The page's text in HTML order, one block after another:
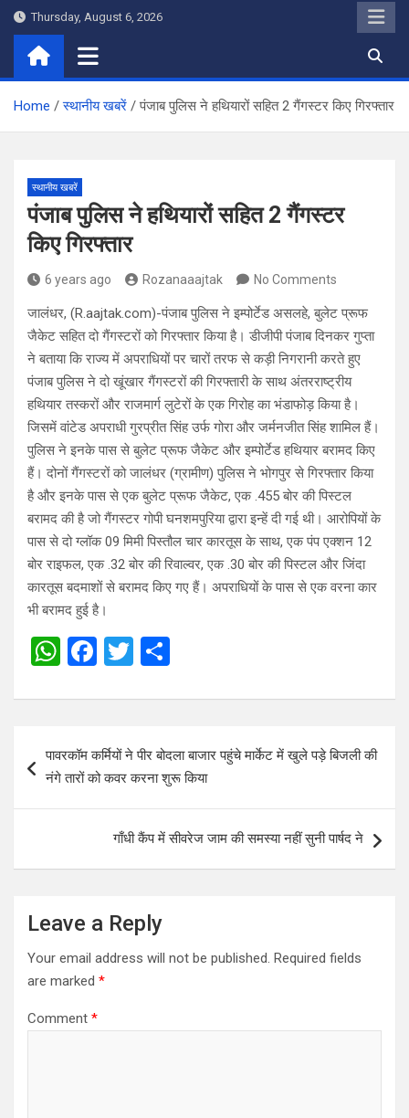
Skip
content
Thursday, August 6, 2026
Home स्थानीय खबरें पंजाब पुलिस ने हथियारों सहित 2 गैंगस्टर किए गिरफ्तार
स्थानीय खबरें
पंजाब पुलिस ने हथियारों सहित 2 गैंगस्टर
किए गिरफ्तार
6 years ago Rozanaaajtak No Comments
जालंधर, (R.aajtak.com)-पंजाब पुलिस ने इम्पोर्टेड असलहे, बुलेट प्रूफ
जैकेट सहित दो गैंगस्टरों को गिरफ्तार किया है। डीजीपी पंजाब दिनकर गुप्ता
ने बताया कि राज्य में अपराधियों पर चारों तरफ से कड़ी निगरानी करते हुए
पंजाब पुलिस ने दो खूंखार गैंगस्टरों की गिरफ्तारी के साथ अंतरराष्ट्रीय
हथियार तस्करों और राजमार्ग लुटेरों के एक गिरोह का भंडाफोड़ किया है।
जिसमें वांटेड अपराधी गुरप्रीत सिंह उर्फ गोरा और जर्मनजीत सिंह शामिल हैं।
पुलिस ने इनके पास से बुलेट प्रूफ जैकेट और इम्पोर्टेड हथियार बरामद किए
हैं। दोनों गैंगस्टरों को जालंधर (ग्रामीण) पुलिस ने भोगपुर से गिरफ्तार किया
है और इनके पास से एक बुलेट प्रूफ जैकेट, एक .455 बोर की पिस्टल
बरामद की है जो गैंगस्टर गोपी घनशमपुरिया द्वारा इन्हें दी गई थी। आरोपियों के
पास से दो ग्लॉक 09 मिमी पिस्तौल चार कारतूस के साथ, एक पंप एक्शन 12
बोर राइफल, एक .32 बोर की रिवाल्वर, एक .30 बोर की पिस्टल और जिंदा
कारतूस बदमाशों से बरामद किए गए हैं। अपराधियों के पास से एक वरना कार
भी बरामद हुई है।
W
at
A
F
ce
b
o
T
tt
er
ar
navigation
पावरकॉम कर्मियों ने पीर बोदला बाजार पहुंचे मार्केट में खुले पड़े बिजली की
नंगे तारों को कवर करना शुरू किया
गाँधी कैंप में सीवरेज जाम की समस्या नहीं सुनी पार्षद ने
Leave a Reply
Your email address will not be published. Required fields
are marked *
Comment *